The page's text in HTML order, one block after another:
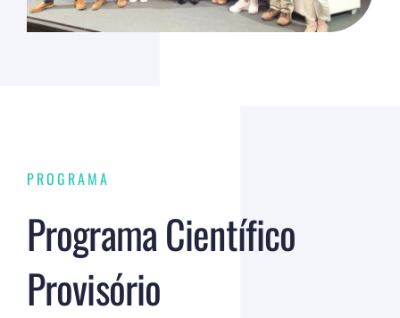
PROGRAMA
Programa Científico
Provisório